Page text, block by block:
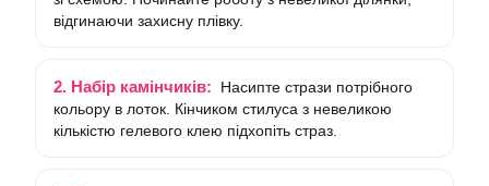
відгинаючи захисну плівку.
2. Набір камінчиків:
Насипте стрази потрібного
кольору в лоток. Кінчиком стилуса з невеликою
кількістю гелевого клею підхопіть страз.